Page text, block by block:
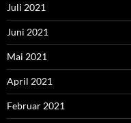
Juli 2021
Juni 2021
Mai 2021
April 2021
Februar 2021